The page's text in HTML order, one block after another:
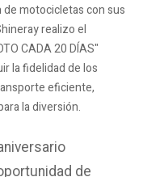
motocicletas con sus
realizo el
CADA 20 DÍAS"
la fidelidad de los
eficiente,
la diversión.
de